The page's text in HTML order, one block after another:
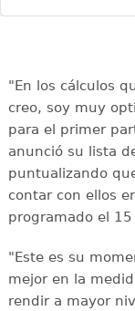
"En los cálculos
creo, soy muy
para el primer
anunció su lista
puntualizando
contar con ellos
programado el
"Este es su
mejor en la
rendir a mayor